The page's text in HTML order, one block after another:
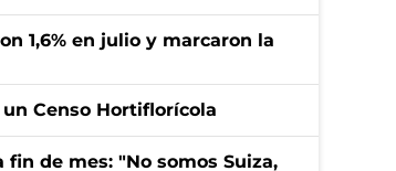
1,6% en julio y marcaron la
Censo Hortiflorícola
de mes: "No somos Suiza,